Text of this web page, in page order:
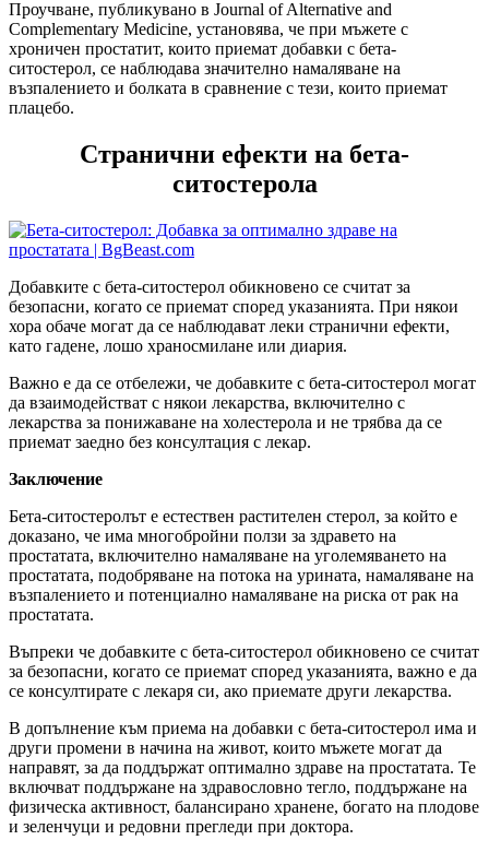
Проучване, публикувано в Journal of Alternative and
Complementary Medicine, установява, че при мъжете с
хроничен простатит, които приемат добавки с бета-
ситостерол, се наблюдава значително намаляване на
възпалението и болката в сравнение с тези, които приемат
плацебо.
Странични ефекти на бета-
ситостерола
Добавките с бета-ситостерол обикновено се считат за
безопасни, когато се приемат според указанията. При някои
хора обаче могат да се наблюдават леки странични ефекти,
като гадене, лошо храносмилане или диария.
Важно е да се отбележи, че добавките с бета-ситoстерол могат
да взаимодействат с някои лекарства, включително с
лекарства за понижаване на холестерола и не трябва да се
приемат заедно без консултация с лекар.
Заключение
Бета-ситостеролът е естествен растителен стерол, за който е
доказано, че има многобройни ползи за здравето на
простатата, включително намаляване на уголемяването на
простатата, подобряване на потока на урината, намаляване на
възпалението и потенциално намаляване на риска от рак на
простатата.
Въпреки че добавките с бета-ситoстерол обикновено се считат
за безопасни, когато се приемат според указанията, важно е да
се консултирате с лекаря си, ако приемате други лекарства.
В допълнение към приема на добавки с бета-ситостерол има и
други промени в начина на живот, които мъжете могат да
направят, за да поддържат оптимално здраве на простатата. Те
включват поддържане на здравословно тегло, поддържане на
физическа активност, балансирано хранене, богато на плодове
и зеленчуци и редовни прегледи при доктора.